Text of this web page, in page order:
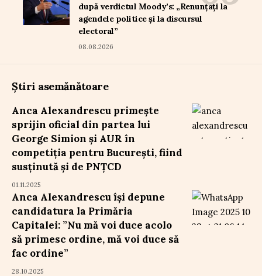
după verdictul Moody’s: „Renunțați la
agendele politice și la discursul
electoral”
08.08.2026
Știri asemănătoare
Anca Alexandrescu primește
sprijin oficial din partea lui
George Simion și AUR în
competiția pentru București, fiind
susținută și de PNȚCD
01.11.2025
Anca Alexandrescu își depune
candidatura la Primăria
Capitalei: ”Nu mă voi duce acolo
să primesc ordine, mă voi duce să
fac ordine”
28.10.2025